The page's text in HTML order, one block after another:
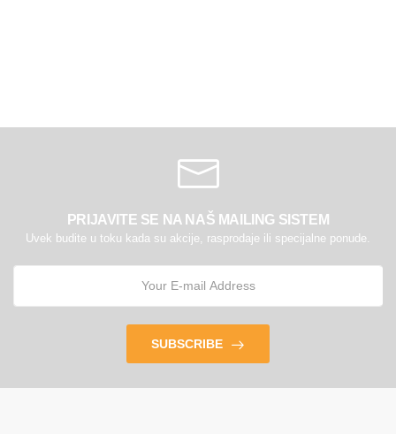
PRIJAVITE SE NA NAŠ MAILING SISTEM
Uvek budite u toku kada su akcije, rasprodaje ili specijalne ponude.
SUBSCRIBE